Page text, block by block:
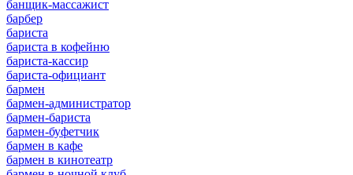
банщик-массажист
барбер
бариста
бариста в кофейню
бариста-кассир
бариста-официант
бармен
бармен-администратор
бармен-бариста
бармен-буфетчик
бармен в кафе
бармен в кинотеатр